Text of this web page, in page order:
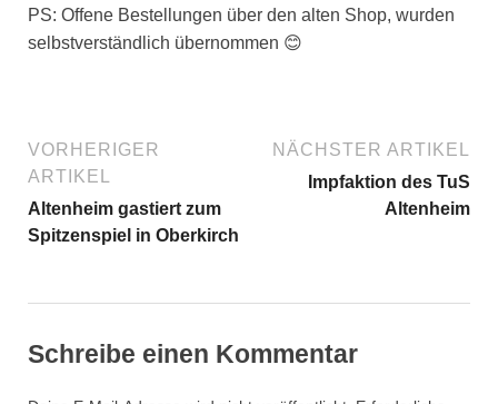
PS: Offene Bestellungen über den alten Shop, wurden
selbstverständlich übernommen 😊
VORHERIGER
ARTIKEL
Altenheim gastiert zum
Spitzenspiel in Oberkirch
NÄCHSTER ARTIKEL
Impfaktion des TuS
Altenheim
Schreibe einen Kommentar